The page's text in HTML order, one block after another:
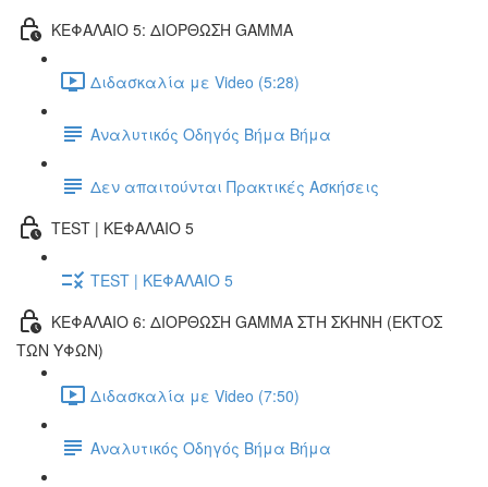
ΚΕΦΑΛΑΙΟ 5: ΔΙΟΡΘΩΣΗ GAMMA
Διδασκαλία με Video (5:28)
Αναλυτικός Οδηγός Βήμα Βήμα
Δεν απαιτούνται Πρακτικές Ασκήσεις
TEST | ΚΕΦΑΛΑΙΟ 5
TEST | ΚΕΦΑΛΑΙΟ 5
ΚΕΦΑΛΑΙΟ 6: ΔΙΟΡΘΩΣΗ GAMMA ΣΤΗ ΣΚΗΝΗ (ΕΚΤOΣ
ΤΩΝ ΥΦΩΝ)
Διδασκαλία με Video (7:50)
Αναλυτικός Οδηγός Βήμα Βήμα